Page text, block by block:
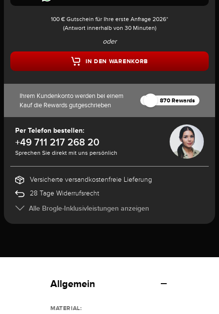
100 € Gutschein für Ihre erste Anfrage 2026*
(Antwort innerhalb von 30 Minuten)
oder
IN DEN WARENKORB
Ihrem Kundenkonto werden bei einem
Kauf die Rewards gutgeschrieben
870 Rewards
Per Telefon bestellen:
+49 711 217 268 20
Sprechen Sie direkt mit uns persönlich
Versicherte versandkostenfreie Lieferung
28 Tage Widerrufsrecht
Alle Brogle-Inklusivleistungen anzeigen
Allgemein
MATERIAL: